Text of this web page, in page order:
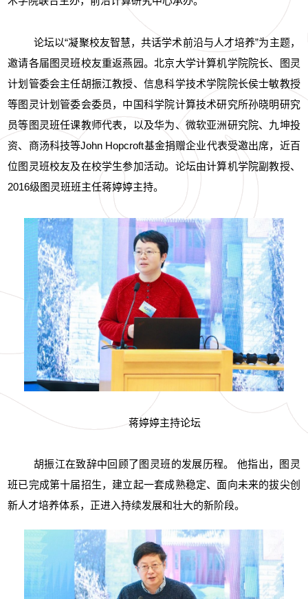
论坛以“凝聚校友智慧，共话学术前沿与人才培养”为主题，
邀请各届图灵班校友重返燕园。北京大学计算机学院院长、图灵
计划管委会主任胡振江教授、信息科学技术学院院长侯士敏教授
等图灵计划管委会委员，中国科学院计算技术研究所孙晓明研究
员等图灵班任课教师代表，以及华为、微软亚洲研究院、九坤投
资、商汤科技等John Hopcroft基金捐赠企业代表受邀出席，近百
位图灵班校友及在校学生参加活动。论坛由计算机学院副教授、
2016级图灵班班主任蒋婷婷主持。
蒋婷婷主持论坛
胡振江在致辞中回顾了图灵班的发展历程。 他指出，图灵
班已完成第十届招生，建立起一套成熟稳定、面向未来的拔尖创
新人才培养体系，正进入持续发展和壮大的新阶段。